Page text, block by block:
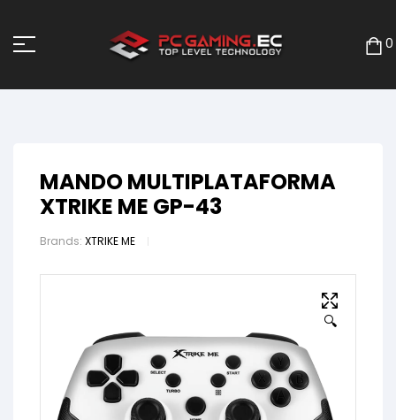
0
MANDO MULTIPLATAFORMA
XTRIKE ME GP-43
Brands: XTRIKE ME
🔍